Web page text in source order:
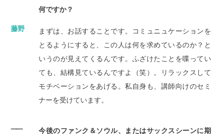
何ですか？
藤野
まずは、お話することです。コミュニュケーションを
とるようにすると、この人は何を求めているのか？と
いうのが見えてくるんです。ふざけたことを喋ってい
ても、結構見ているんですよ（笑）。リラックスして
モチベーションをあげる。私自身も、講師向けのセミ
ナーを受けています。
―― 今後のファンク＆ソウル、またはサックスシーンに期